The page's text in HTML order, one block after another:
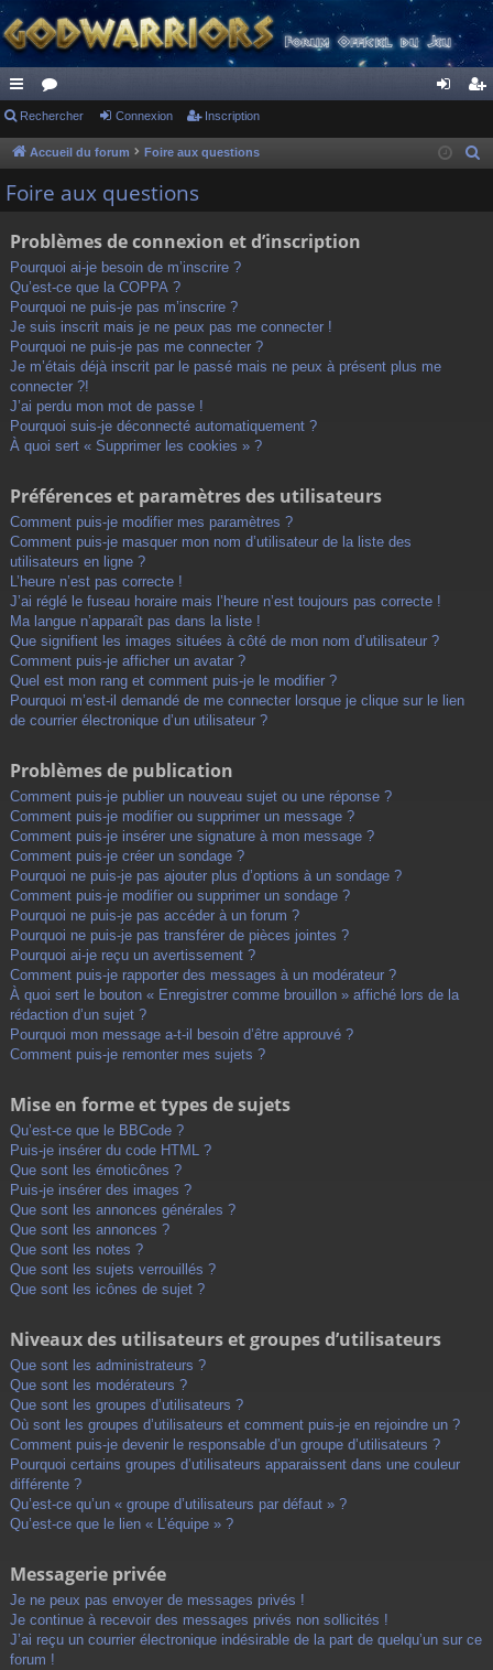
ac
co
ur
s
or
u ne cri
Rechercher Connexion Inscription
Accueil du forum Foire aux questions
Foire aux questions
Problèmes de connexion et d’inscription
Pourquoi ai-je besoin de m’inscrire ?
Qu’est-ce que la COPPA ?
Pourquoi ne puis-je pas m’inscrire ?
Je suis inscrit mais je ne peux pas me connecter !
Pourquoi ne puis-je pas me connecter ?
Je m’étais déjà inscrit par le passé mais ne peux à présent plus me
connecter ?!
J’ai perdu mon mot de passe !
Pourquoi suis-je déconnecté automatiquement ?
À quoi sert « Supprimer les cookies » ?
Préférences et paramètres des utilisateurs
Comment puis-je modifier mes paramètres ?
Comment puis-je masquer mon nom d’utilisateur de la liste des
utilisateurs en ligne ?
L’heure n’est pas correcte !
J’ai réglé le fuseau horaire mais l’heure n’est toujours pas correcte !
Ma langue n’apparaît pas dans la liste !
Que signifient les images situées à côté de mon nom d’utilisateur ?
Comment puis-je afficher un avatar ?
Quel est mon rang et comment puis-je le modifier ?
Pourquoi m’est-il demandé de me connecter lorsque je clique sur le lien
de courrier électronique d’un utilisateur ?
Problèmes de publication
Comment puis-je publier un nouveau sujet ou une réponse ?
Comment puis-je modifier ou supprimer un message ?
Comment puis-je insérer une signature à mon message ?
Comment puis-je créer un sondage ?
Pourquoi ne puis-je pas ajouter plus d’options à un sondage ?
Comment puis-je modifier ou supprimer un sondage ?
Pourquoi ne puis-je pas accéder à un forum ?
Pourquoi ne puis-je pas transférer de pièces jointes ?
Pourquoi ai-je reçu un avertissement ?
Comment puis-je rapporter des messages à un modérateur ?
À quoi sert le bouton « Enregistrer comme brouillon » affiché lors de la
rédaction d’un sujet ?
Pourquoi mon message a-t-il besoin d’être approuvé ?
Comment puis-je remonter mes sujets ?
Mise en forme et types de sujets
Qu’est-ce que le BBCode ?
Puis-je insérer du code HTML ?
Que sont les émoticônes ?
Puis-je insérer des images ?
Que sont les annonces générales ?
Que sont les annonces ?
Que sont les notes ?
Que sont les sujets verrouillés ?
Que sont les icônes de sujet ?
Niveaux des utilisateurs et groupes d’utilisateurs
Que sont les administrateurs ?
Que sont les modérateurs ?
Que sont les groupes d’utilisateurs ?
Où sont les groupes d’utilisateurs et comment puis-je en rejoindre un ?
Comment puis-je devenir le responsable d’un groupe d’utilisateurs ?
Pourquoi certains groupes d’utilisateurs apparaissent dans une couleur
différente ?
Qu’est-ce qu’un « groupe d’utilisateurs par défaut » ?
Qu’est-ce que le lien « L’équipe » ?
Messagerie privée
Je ne peux pas envoyer de messages privés !
Je continue à recevoir des messages privés non sollicités !
J’ai reçu un courrier électronique indésirable de la part de quelqu’un sur ce
forum !